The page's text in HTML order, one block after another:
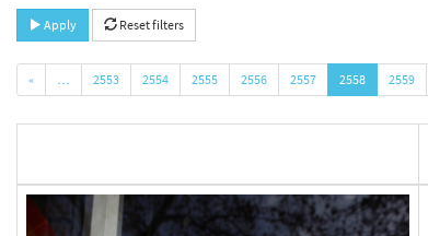
Apply Reset filters
« … 2553 2554 2555 2556 2557 2558 2559